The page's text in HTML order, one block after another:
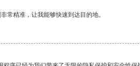
常精准，让我能够快速到达目的地。